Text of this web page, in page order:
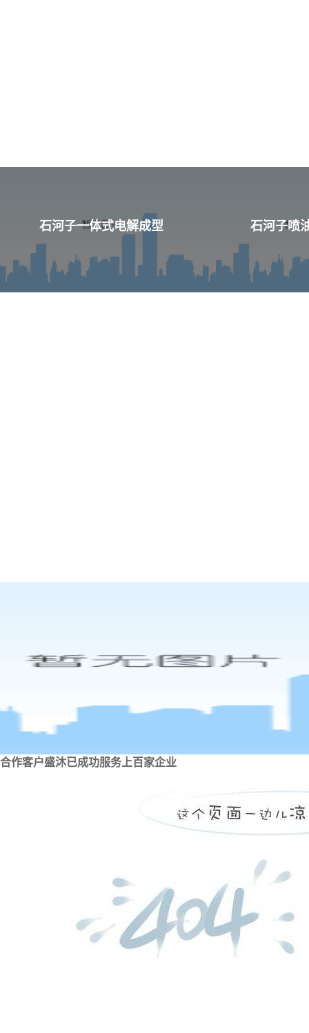
石河子一体式电解成型 石河子喷
合作客户盛沐已成功服务上百家企业